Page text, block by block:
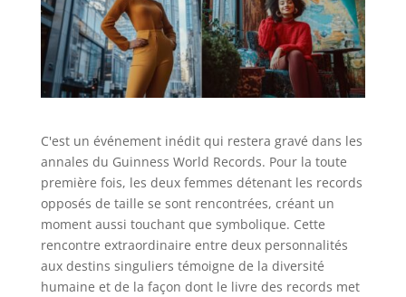
C'est un événement inédit qui restera gravé dans les
annales du Guinness World Records. Pour la toute
première fois, les deux femmes détenant les records
opposés de taille se sont rencontrées, créant un
moment aussi touchant que symbolique. Cette
rencontre extraordinaire entre deux personnalités
aux destins singuliers témoigne de la diversité
humaine et de la façon dont le livre des records met